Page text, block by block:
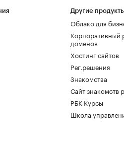
Другие
Облако для
Корпоративный
доменов
Хостинг сайтов
Рег.решения
Знакомства
Сайт знакомств
РБК Курсы
Школа